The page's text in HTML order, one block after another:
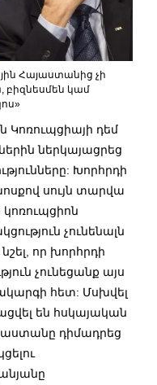
Հայաստանից չի
բիզնեսմեն կամ
Կոռուպցիայի դեմ
ներկայացրեց
Խորհրդի
սույն տարվա
կոռուպցիոն
չունենալն
որ խորհրդի
չունեցանք այս
հետ: Մսխվել
են հսկայական
դիմադրեց